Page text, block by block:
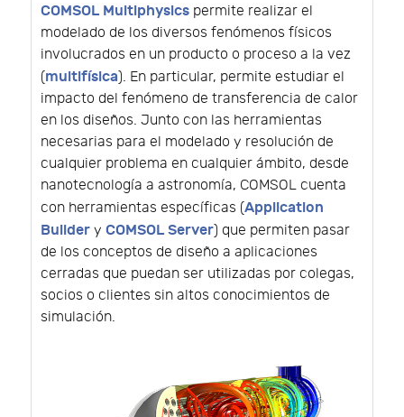
COMSOL Multiphysics permite realizar el
modelado de los diversos fenómenos físicos
involucrados en un producto o proceso a la vez
(multifísica). En particular, permite estudiar el
impacto del fenómeno de transferencia de calor
en los diseños. Junto con las herramientas
necesarias para el modelado y resolución de
cualquier problema en cualquier ámbito, desde
nanotecnología a astronomía, COMSOL cuenta
con herramientas específicas (Application
Builder y COMSOL Server) que permiten pasar
de los conceptos de diseño a aplicaciones
cerradas que puedan ser utilizadas por colegas,
socios o clientes sin altos conocimientos de
simulación.